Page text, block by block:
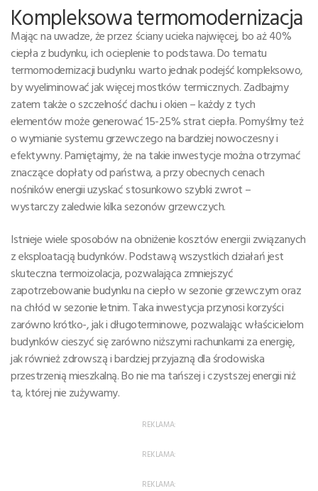
Kompleksowa termomodernizacja
Mając na uwadze, że przez ściany ucieka najwięcej, bo aż 40%
ciepła z budynku, ich ocieplenie to podstawa. Do tematu
termomodernizacji budynku warto jednak podejść kompleksowo,
by wyeliminować jak więcej mostków termicznych. Zadbajmy
zatem także o szczelność dachu i okien – każdy z tych
elementów może generować 15-25% strat ciepła. Pomyślmy też
o wymianie systemu grzewczego na bardziej nowoczesny i
efektywny. Pamiętajmy, że na takie inwestycje można otrzymać
znaczące dopłaty od państwa, a przy obecnych cenach
nośników energii uzyskać stosunkowo szybki zwrot –
wystarczy zaledwie kilka sezonów grzewczych.
Istnieje wiele sposobów na obniżenie kosztów energii związanych
z eksploatacją budynków. Podstawą wszystkich działań jest
skuteczna termoizolacja, pozwalająca zmniejszyć
zapotrzebowanie budynku na ciepło w sezonie grzewczym oraz
na chłód w sezonie letnim. Taka inwestycja przynosi korzyści
zarówno krótko-, jak i długoterminowe, pozwalając właścicielom
budynków cieszyć się zarówno niższymi rachunkami za energię,
jak również zdrowszą i bardziej przyjazną dla środowiska
przestrzenią mieszkalną. Bo nie ma tańszej i czystszej energii niż
ta, której nie zużywamy.
REKLAMA:
REKLAMA:
REKLAMA: